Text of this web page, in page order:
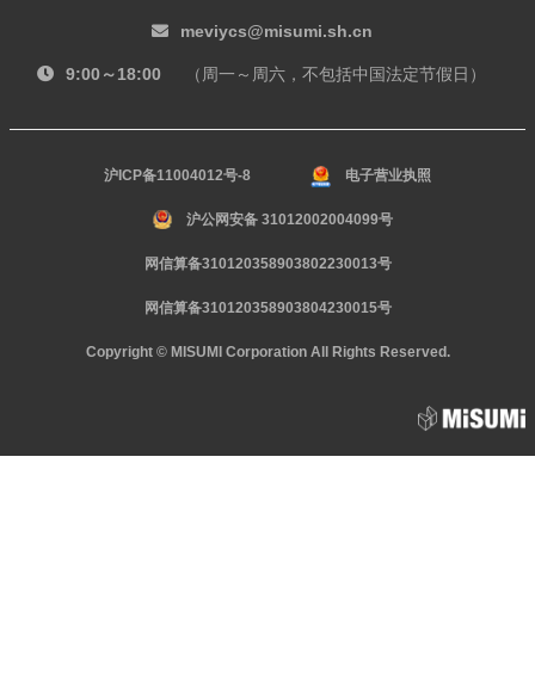
meviycs@misumi.sh.cn
9:00～18:00 （周一～周六，不包括中国法定节假日）
沪ICP备11004012号-8 电子营业执照
沪公网安备 31012002004099号
网信算备310120358903802230013号
网信算备310120358903804230015号
Copyright © MISUMI Corporation All Rights Reserved.